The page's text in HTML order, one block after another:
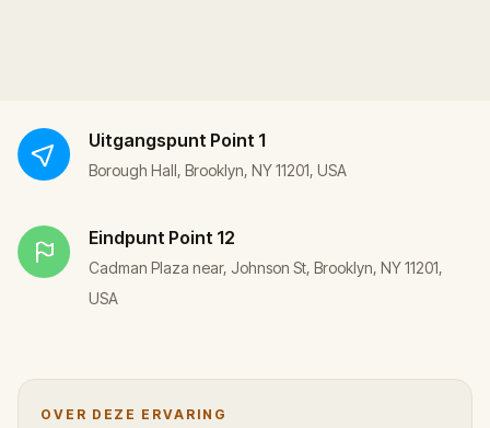
Uitgangspunt Point 1
Borough Hall, Brooklyn, NY 11201, USA
Eindpunt Point 12
Cadman Plaza near, Johnson St, Brooklyn, NY 11201,
USA
OVER DEZE ERVARING